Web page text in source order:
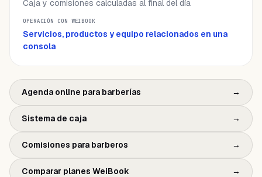
Caja y comisiones calculadas al final del día
Servicios, productos y equipo relacionados en una
consola
Agenda online para barberías →
Sistema de caja →
Comisiones para barberos →
Comparar planes WeiBook →